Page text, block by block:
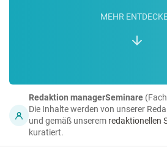
MEHR
Redaktion managerSeminare
Die Inhalte werden von unserer
und gemäß unserem redaktionellen
kuratiert.